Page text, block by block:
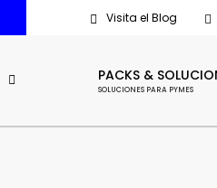
Visita el Blog
PACKS &
SOLUCIONES PARA PYMES